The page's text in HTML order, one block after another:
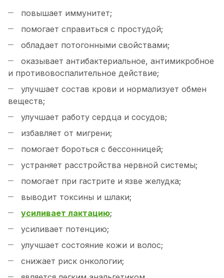
повышает иммунитет;
помогает справиться с простудой;
обладает потогонными свойствами;
оказывает антибактериальное, антимикробное
и противовоспалительное действие;
улучшает состав крови и нормализует обмен
веществ;
улучшает работу сердца и сосудов;
избавляет от мигрени;
помогает бороться с бессонницей;
устраняет расстройства нервной системы;
помогает при гастрите и язве желудка;
выводит токсины и шлаки;
усиливает лактацию;
усиливает потенцию;
улучшает состояние кожи и волос;
снижает риск онкологии;